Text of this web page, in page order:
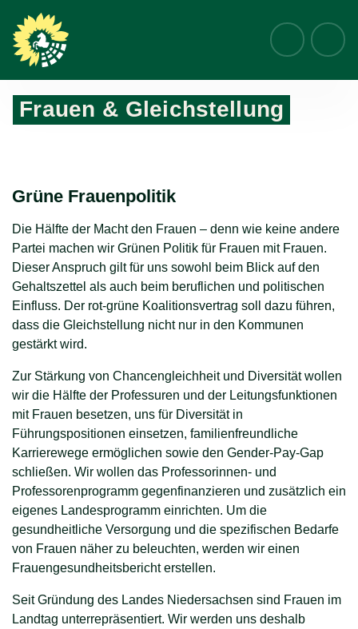
Suche
Home Themen Frauen & Gleichstellung
Frauen & Gleichstellung
Grüne Frauenpolitik
Die Hälfte der Macht den Frauen – denn wie keine andere
Partei machen wir Grünen Politik für Frauen mit Frauen.
Dieser Anspruch gilt für uns sowohl beim Blick auf den
Gehaltszettel als auch beim beruflichen und politischen
Einfluss. Der rot-grüne Koalitionsvertrag soll dazu führen,
dass die Gleichstellung nicht nur in den Kommunen
gestärkt wird.
Zur Stärkung von Chancengleichheit und Diversität wollen
wir die Hälfte der Professuren und der Leitungsfunktionen
mit Frauen besetzen, uns für Diversität in
Führungspositionen einsetzen, familienfreundliche
Karrierewege ermöglichen sowie den Gender-Pay-Gap
schließen. Wir wollen das Professorinnen- und
Professorenprogramm gegenfinanzieren und zusätzlich ein
eigenes Landesprogramm einrichten. Um die
gesundheitliche Versorgung und die spezifischen Bedarfe
von Frauen näher zu beleuchten, werden wir einen
Frauengesundheitsbericht erstellen.
Seit Gründung des Landes Niedersachsen sind Frauen im
Landtag unterrepräsentiert. Wir werden uns deshalb